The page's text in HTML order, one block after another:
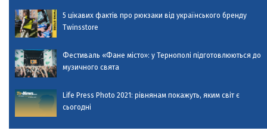
5 цікавих фактів про рюкзаки від українського бренду
Twinsstore
Фестиваль «Фане місто»: у Тернополі підготовлюються до
музичного свята
Life Press Photo 2021: рівнянам покажуть, яким світ є
сьогодні